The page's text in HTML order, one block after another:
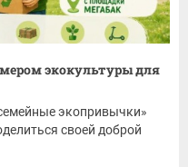
экокультуры для
экопривычки»
своей доброй